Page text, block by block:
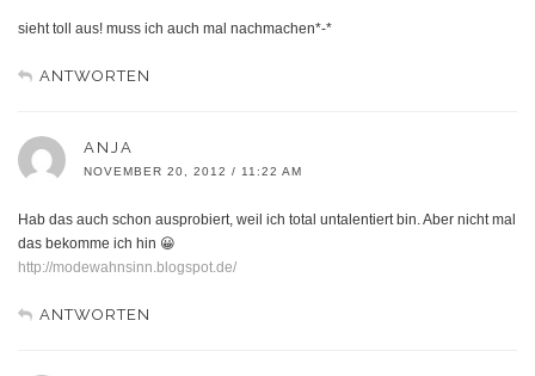
sieht toll aus! muss ich auch mal nachmachen*-*
ANTWORTEN
ANJA
NOVEMBER 20, 2012 / 11:22 AM
Hab das auch schon ausprobiert, weil ich total untalentiert bin. Aber nicht mal
das bekomme ich hin 😀
http://modewahnsinn.blogspot.de/
ANTWORTEN